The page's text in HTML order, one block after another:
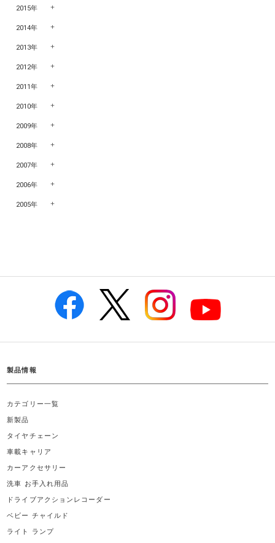
2015年
2014年
2013年
2012年
2011年
2010年
2009年
2008年
2007年
2006年
2005年
製品情報
カテゴリー一覧
新製品
タイヤチェーン
車載キャリア
カーアクセサリー
洗車 お手入れ用品
ドライブアクションレコーダー
ベビー チャイルド
ライト ランプ